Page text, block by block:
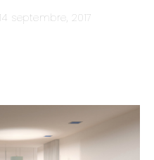
septembre, 2017